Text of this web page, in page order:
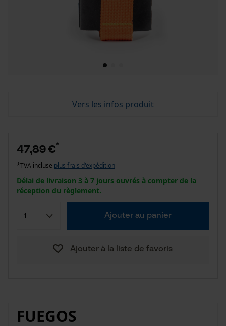
Vers les infos produit
47,89 €*
*TVA incluse plus frais d'expédition
Délai de livraison 3 à 7 jours ouvrés à compter de la
réception du règlement.
Ajouter au panier
Ajouter à la liste de favoris
FUEGOS